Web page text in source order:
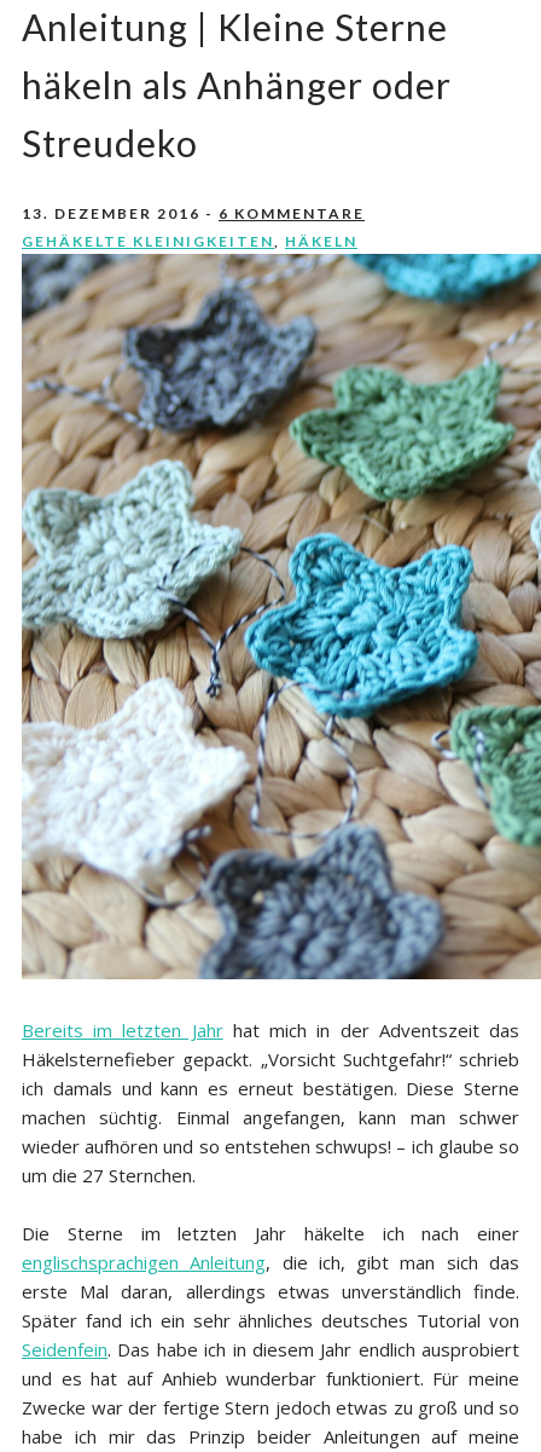
Anleitung | Kleine Sterne
häkeln als Anhänger oder
Streudeko
13. DEZEMBER 2016 - 6 KOMMENTARE
GEHÄKELTE KLEINIGKEITEN
HÄKELN
Bereits im letzten Jahrhat mich in der Adventszeit das
Häkelsternefieber gepackt. „Vorsicht Suchtgefahr!“ schrieb
ich damals und kann es erneut bestätigen. Diese Sterne
machen süchtig. Einmal angefangen, kann man schwer
wieder aufhören und so entstehen schwups! – ich glaube so
um die 27 Sternchen.
Die Sterne im letzten Jahr häkelte ich nach einer
englischsprachigen Anleitung, die ich, gibt man sich das
erste Mal daran, allerdings etwas unverständlich finde.
Später fand ich ein sehr ähnliches deutsches Tutorial von
Seidenfein. Das habe ich in diesem Jahr endlich ausprobiert
und es hat auf Anhieb wunderbar funktioniert. Für meine
Zwecke war der fertige Stern jedoch etwas zu groß und so
habe ich mir das Prinzip beider Anleitungen auf meine